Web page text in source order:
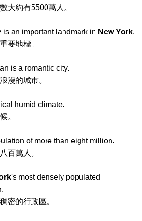
大約有5500萬人。
is an important landmark in New York.
要地標。
is a romantic city.
漫的城市。
humid climate.
。
of more than eight million.
百萬人。
's most densely populated
密的行政區。